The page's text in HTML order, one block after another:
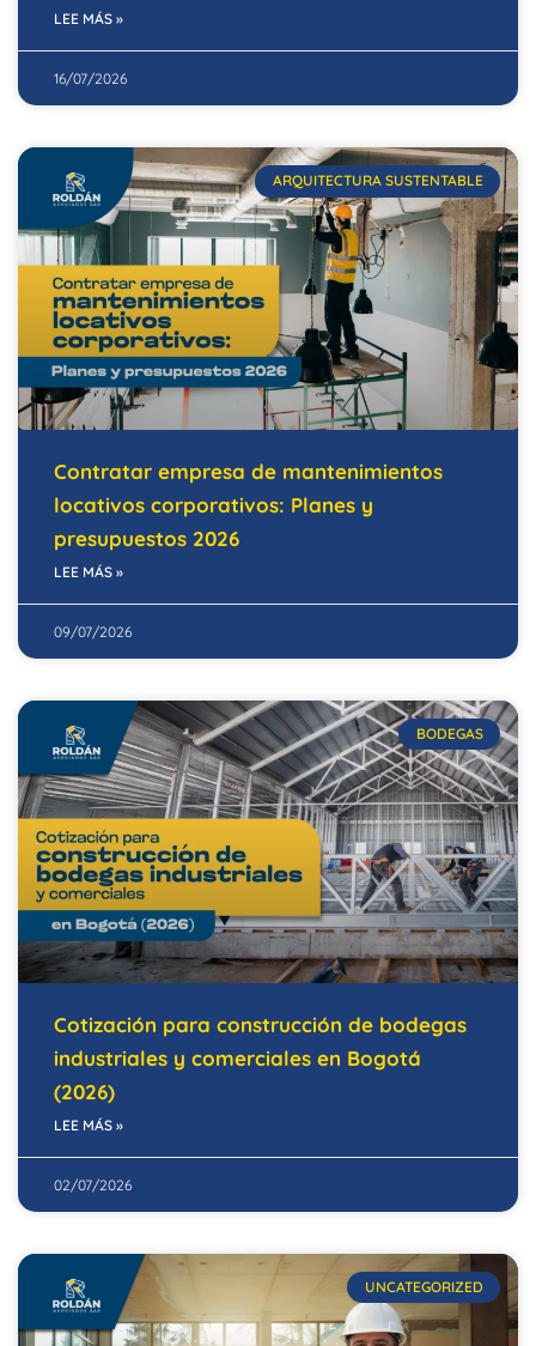
LEE MÁS »
16/07/2026
ARQUITECTURA SUSTENTABLE
Contratar empresa de mantenimientos
locativos corporativos: Planes y
presupuestos 2026
LEE MÁS »
09/07/2026
BODEGAS
Cotización para construcción de bodegas
industriales y comerciales en Bogotá
(2026)
LEE MÁS »
02/07/2026
UNCATEGORIZED